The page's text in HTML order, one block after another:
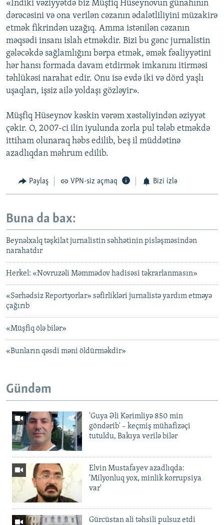
«İndiki vəziyyətdə biz Müşfiq Hüseynovun günahının
dərəcəsini və ona verilən cəzanın ədalətliliyini müzakirə
etmək fikrindən uzağıq. Amma istənilən cəzanın
məqsədi insanı islah etməkdir. Bizi bu gənc jurnalistin
gələcəkdə sağlamlığını bərpa etmək, əmək fəaliyyətini
hər hansı formada davam etdirmək imkanını itirməsi
təhlükəsi narahat edir. Onu isə evdə iki və dörd yaşlı
uşaqları, işsiz ailə yoldaşı gözləyir».
Müşfiq Hüseynov kəskin vərəm xəstəliyindən əziyyət
çəkir. O, 2007-ci ilin iyulunda zorla pul tələb etməkdə
ittiham olunaraq həbs edilib, beş il müddətinə
azadlıqdan məhrum edilib.
Paylaş VPN-siz açmaq Bizi izlə
Buna da bax:
Beynəlxalq təşkilat jurnalistin səhhətinin pisləşməsindən
narahatdır
Herkel: «Novruzəli Məmmədov hadisəsi təkrarlanmasın»
«Sərhədsiz Reportyorlar» səfirlikləri jurnalistə yardım etməyə
çağırıb
«Müşfiq ölə bilər»
«Bunların qəsdi məni öldürməkdir»
Gündəm
'Guya Əli Kərimliyə 850 min
göndərib' – keçmiş mühafizəçi
tutuldu, Bakıya verilə bilər
Elvin Mustafayev azadlıqda:
'Milyonluq yox, minlik korrupsiya
var'
Gürcüstan ali təhsili pulsuz etdi